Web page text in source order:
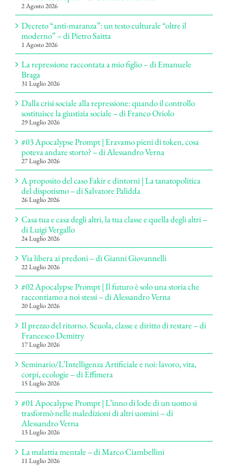
2 Agosto 2026
Decreto “anti-maranza”: un testo culturale “oltre il
moderno” – di Pietro Saitta
1 Agosto 2026
La repressione raccontata a mio figlio – di Emanuele
Braga
31 Luglio 2026
Dalla crisi sociale alla repressione: quando il controllo
sostituisce la giustizia sociale – di Franco Oriolo
29 Luglio 2026
#03 Apocalypse Prompt | Eravamo pieni di token, cosa
poteva andare storto? – di Alessandro Verna
27 Luglio 2026
A proposito del caso Fakir e dintorni | La tanatopolitica
del dispotismo – di Salvatore Palidda
26 Luglio 2026
Casa tua e casa degli altri, la tua classe e quella degli altri –
di Luigi Vergallo
24 Luglio 2026
Via libera ai predoni – di Gianni Giovannelli
22 Luglio 2026
#02 Apocalypse Prompt | Il futuro è solo una storia che
raccontiamo a noi stessi – di Alessandro Verna
20 Luglio 2026
Il prezzo del ritorno. Scuola, classe e diritto di restare – di
Francesco Demitry
17 Luglio 2026
Seminario/L’Intelligenza Artificiale e noi: lavoro, vita,
corpi, ecologie – di Effimera
15 Luglio 2026
#01 Apocalypse Prompt | L’inno di lode di un uomo si
trasformò nelle maledizioni di altri uomini – di
Alessandro Verna
13 Luglio 2026
La malattia mentale – di Marco Ciambellini
11 Luglio 2026